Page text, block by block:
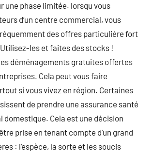
une phase limitée. lorsqu vous
d’un centre commercial, vous
des offres particulière fort
les et faites des stocks !
déménagements gratuites offertes
Cela peut vous faire
si vous vivez en région. Certaines
de prendre une assurance santé
domestique. Cela est une décision
prise en tenant compte d’un grand
: l’espèce, la sorte et les soucis